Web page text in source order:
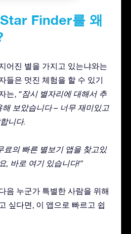
Finder를 왜
어진 별을 가지고 있는냐와는
들은 멋진 체험을 할 수 있기
는, “잠시 별자리에 대해서 추
해 보았습니다 – 너무 재미있고
니다.
료의 빠른 별보기 앱을 찾고있
, 바로 여기 있습니다!”
음 누군가 특별한 사람을 위해
싶다면, 이 앱으로 빠르고 쉽